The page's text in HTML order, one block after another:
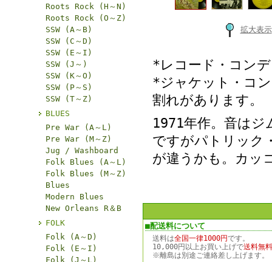
Roots Rock (H～N)
Roots Rock (O～Z)
SSW (A～B)
SSW (C～D)
SSW (E～I)
SSW (J～)
SSW (K～O)
SSW (P～S)
SSW (T～Z)
BLUES
Pre War (A～L)
Pre War (M～Z)
Jug / Washboard
Folk Blues (A～L)
Folk Blues (M～Z)
Blues
Modern Blues
New Orleans R＆B
FOLK
Folk (A～D)
Folk (E～I)
Folk (J～L)
拡大表示
*レコード・コ
*ジャケット・コ
割れがあります。
1971年作。音はジ
ですがパトリック
が違うかも。カッ
■配送料について
送料は全国一律1000円です。
10,000円以上お買い上げで送料無
※離島は別途ご連絡差し上げます。